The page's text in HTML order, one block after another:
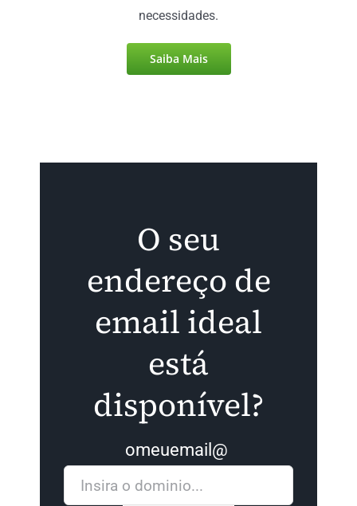
necessidades.
Saiba Mais
O seu
endereço de
email ideal
está
disponível?
omeuemail@